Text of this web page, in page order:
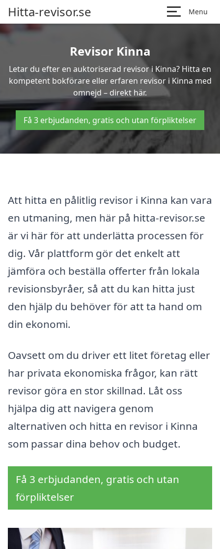
Hitta-revisor.se Menu
Revisor Kinna
Letar du efter en auktoriserad revisor i Kinna? Hitta en
kompetent bokförare eller erfaren revisor i Kinna med
omnejd – direkt här.
Få 3 erbjudanden, gratis och utan förpliktelser
Att hitta en pålitlig revisor i Kinna kan vara
en utmaning, men här på hitta-revisor.se
är vi här för att underlätta processen för
dig. Vår plattform gör det enkelt att
jämföra och beställa offerter från lokala
revisionsbyråer, så att du kan hitta just
den hjälp du behöver för att ta hand om
din ekonomi.
Oavsett om du driver ett litet företag eller
har privata ekonomiska frågor, kan rätt
revisor göra en stor skillnad. Låt oss
hjälpa dig att navigera genom
alternativen och hitta en revisor i Kinna
som passar dina behov och budget.
Få 3 erbjudanden, gratis och utan
förpliktelser